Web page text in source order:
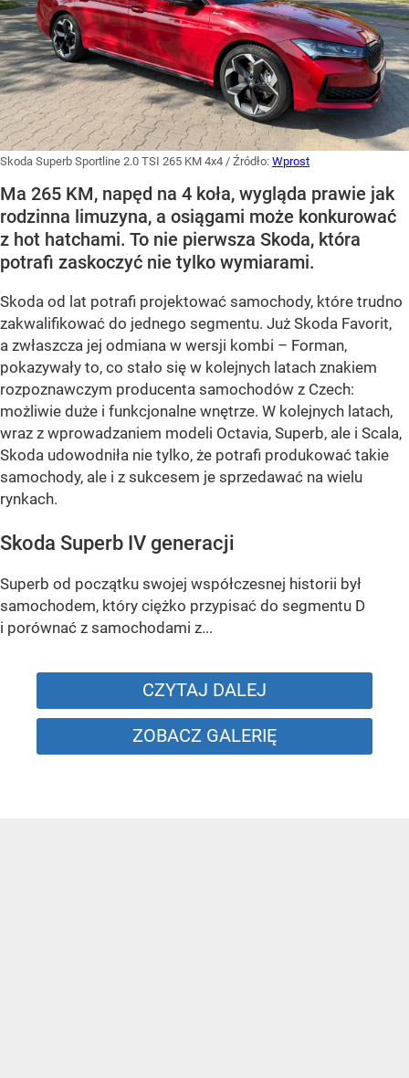
Skoda Superb Sportline 2.0 TSI 265 KM 4x4 / Źródło: Wprost
Ma 265 KM, napęd na 4 koła, wygląda prawie jak
rodzinna limuzyna, a osiągami może konkurować
z hot hatchami. To nie pierwsza Skoda, która
potrafi zaskoczyć nie tylko wymiarami.
Skoda od lat potrafi projektować samochody, które trudno
zakwalifikować do jednego segmentu. Już Skoda Favorit,
a zwłaszcza jej odmiana w wersji kombi – Forman,
pokazywały to, co stało się w kolejnych latach znakiem
rozpoznawczym producenta samochodów z Czech:
możliwie duże i funkcjonalne wnętrze. W kolejnych latach,
wraz z wprowadzaniem modeli Octavia, Superb, ale i Scala,
Skoda udowodniła nie tylko, że potrafi produkować takie
samochody, ale i z sukcesem je sprzedawać na wielu
rynkach.
Skoda Superb IV generacji
Superb od początku swojej współczesnej historii był
samochodem, który ciężko przypisać do segmentu D
i porównać z samochodami z...
CZYTAJ DALEJ
ZOBACZ GALERIĘ